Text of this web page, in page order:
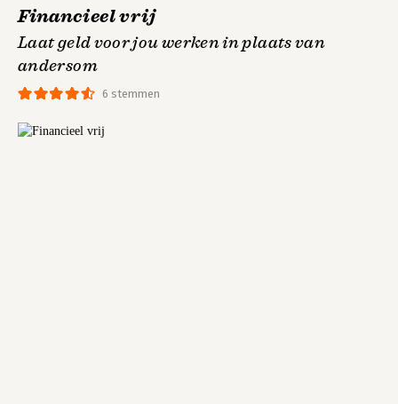
6 stemmen
Financieel vrij
Laat geld voor jou werken in plaats van
andersom